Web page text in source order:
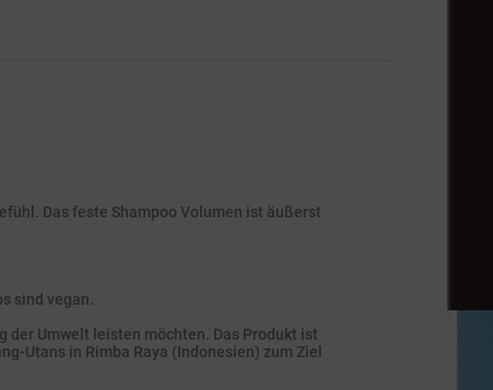
Das feste Shampoo Volumen ist äußerst
sind vegan.
Umwelt leisten möchten. Das Produkt ist
Utans in Rimba Raya (Indonesien) zum Ziel